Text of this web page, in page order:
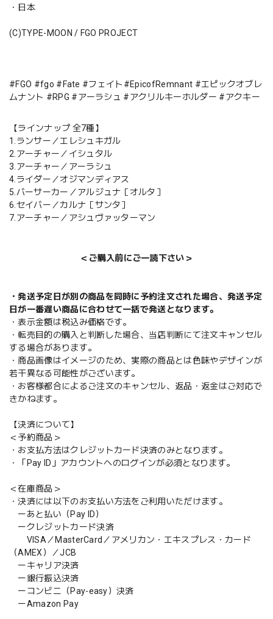
・日本
(C)TYPE-MOON / FGO PROJECT
#FGO #fgo #Fate #フェイト#EpicofRemnant #エピックオブレ
ムナント #RPG #アーラシュ #アクリルキーホルダー #アクキー
【ラインナップ 全7種】
1.ランサー／エレシュキガル
2.アーチャー／イシュタル
3.アーチャー／アーラシュ
4.ライダー／オジマンディアス
5.バーサーカー／アルジュナ［オルタ］
6.セイバー／カルナ［サンタ］
7.アーチャー／アシュヴァッターマン
＜ご購入前にご一読下さい＞
・発送予定日が別の商品を同時に予約注文された場合、発送予定
日が一番遅い商品に合わせて一括で発送となります。
・表示金額は税込み価格です。
・転売目的の購入と判断した場合、当店判断にて注文キャンセル
する場合があります。
・商品画像はイメージのため、実際の商品とは色味やデザインが
若干異なる可能性がございます。
・お客様都合によるご注文のキャンセル、返品・返金はご対応で
きかねます。
【決済について】
＜予約商品＞
・お支払方法はクレジットカード決済のみとなります。
・「Pay ID」アカウントへのログインが必須となります。
＜在庫商品＞
・決済には以下のお支払い方法をご利用いただけます。
ーあと払い（Pay ID）
ークレジットカード決済
VISA／MasterCard／アメリカン・エキスプレス・カード
（AMEX）／JCB
ーキャリア決済
ー銀行振込決済
ーコンビニ（Pay-easy）決済
ーAmazon Pay